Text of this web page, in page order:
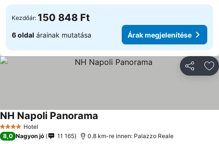
Kezdőár: 150 848 Ft
6 oldal árainak mutatása Árak megjelenítése
4 KategóriaHotel
NH Napoli Panorama
8,0 Nagyon jó 11 165 0.8 km-re innen: Palazzo Reale